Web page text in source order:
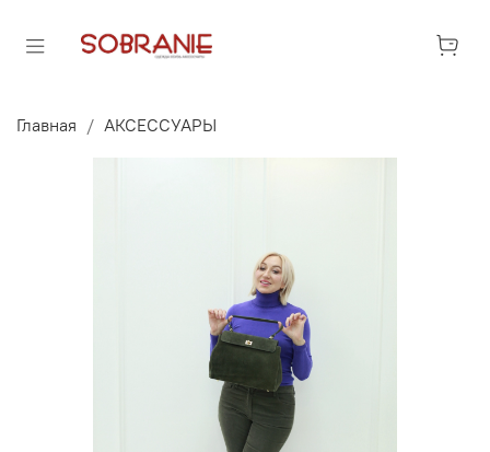
Главная АКСЕССУАРЫ